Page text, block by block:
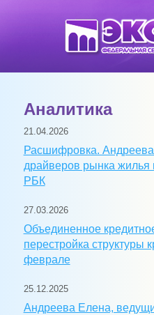
Аналитика
21.04.2026
Расшифровка.
драйверов рынка жилья
РБК
27.03.2026
Объединенное
перестройка структуры
феврале
25.12.2025
Андреева Елена,